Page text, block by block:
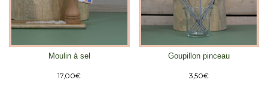
Moulin à sel
17,00€
Goupillon pinceau
3,50€